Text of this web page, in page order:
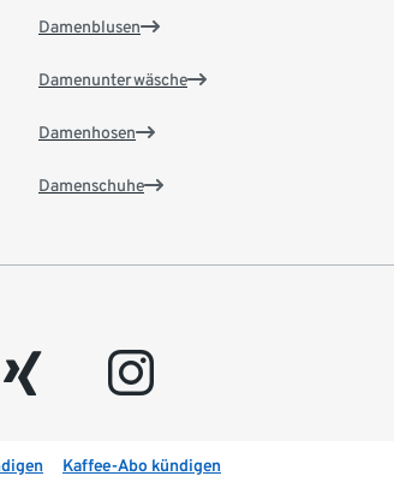
Damenblusen
Damenunterwäsche
Damenhosen
Damenschuhe
xing instagram
Kaffee-Abo kündigen